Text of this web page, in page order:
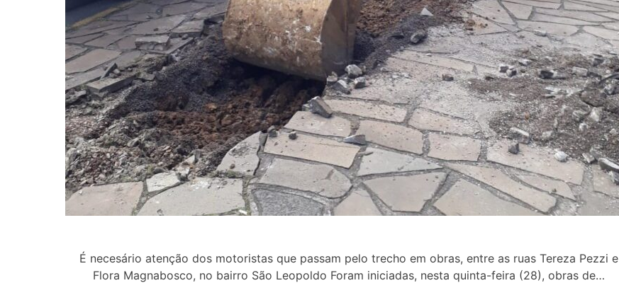
É necesário atenção dos motoristas que passam pelo trecho em obras, entre as ruas Tereza Pezzi e
Flora Magnabosco, no bairro São Leopoldo Foram iniciadas, nesta quinta-feira (28), obras de…